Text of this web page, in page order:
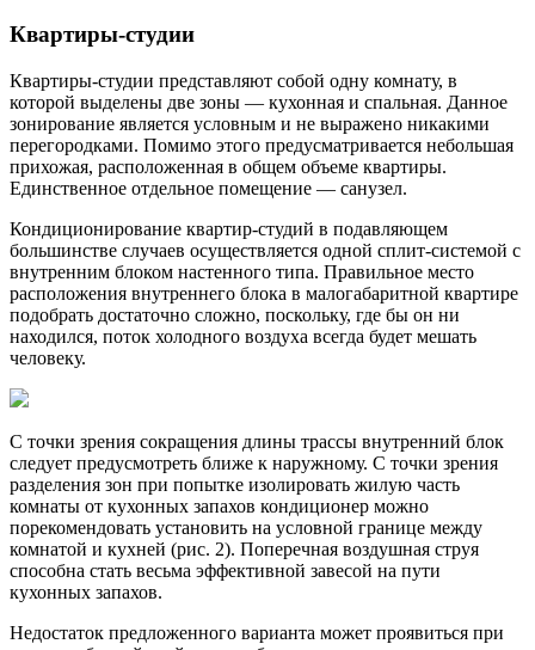
Квартиры-студии
Квартиры-студии представляют собой одну комнату, в
которой выделены две зоны — кухонная и спальная. Данное
зонирование является условным и не выражено никакими
перегородками. Помимо этого предусматривается небольшая
прихожая, расположенная в общем объеме квартиры.
Единственное отдельное помещение — санузел.
Кондиционирование квартир-студий в подавляющем
большинстве случаев осуществляется одной сплит-системой с
внутренним блоком настенного типа. Правильное место
расположения внутреннего блока в малогабаритной квартире
подобрать достаточно сложно, поскольку, где бы он ни
находился, поток холодного воздуха всегда будет мешать
человеку.
С точки зрения сокращения длины трассы внутренний блок
следует предусмотреть ближе к наружному. С точки зрения
разделения зон при попытке изолировать жилую часть
комнаты от кухонных запахов кондиционер можно
порекомендовать установить на условной границе между
комнатой и кухней (рис. 2). Поперечная воздушная струя
способна стать весьма эффективной завесой на пути
кухонных запахов.
Недостаток предложенного варианта может проявиться при